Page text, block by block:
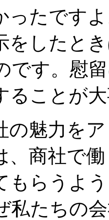
たです
をしたと
です。慰
ることが
魅力を
、商社で
もらうよ
私たちの